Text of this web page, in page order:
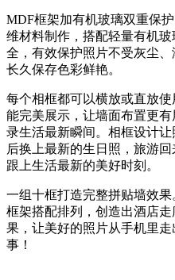
MDF框架加有机玻璃双重保
维材料制作，搭配轻量有机
全，有效保护照片不受灰尘
长久保存色彩鲜艳。
每个相框都可以横放或直放
能完美展示，让墙面布置更
录生活最新瞬间。相框设计
后换上最新的生日照，旅游
跟上生活最新的美好时刻。
一组十框打造完整拼贴墙效
框架搭配排列，创造出酒店
果，让美好的照片从手机里
事！